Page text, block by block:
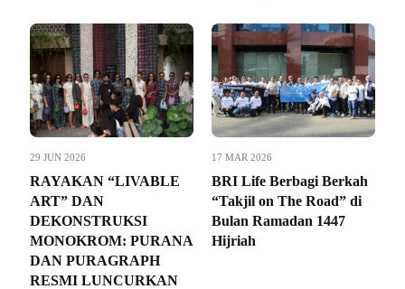
29 JUN 2026
RAYAKAN “LIVABLE
ART” DAN
DEKONSTRUKSI
MONOKROM: PURANA
DAN PURAGRAPH
RESMI LUNCURKAN
17 MAR 2026
BRI Life Berbagi Berkah
“Takjil on The Road” di
Bulan Ramadan 1447
Hijriah